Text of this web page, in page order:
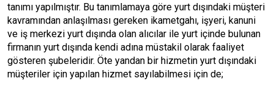
tanımı yapılmıştır. Bu tanımlamaya göre yurt dışındaki müşteri
kavramından anlaşılması gereken ikametgahı, işyeri, kanuni
ve iş merkezi yurt dışında olan alıcılar ile yurt içinde bulunan
firmanın yurt dışında kendi adına müstakil olarak faaliyet
gösteren şubeleridir. Öte yandan bir hizmetin yurt dışındaki
müşteriler için yapılan hizmet sayılabilmesi için de;